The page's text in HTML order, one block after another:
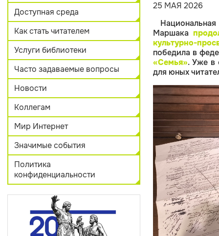
Доступная среда
Как стать читателем
Услуги библиотеки
Часто задаваемые вопросы
Новости
Коллегам
Мир Интернет
Значимые события
Политика
конфиденциальности
25 МАЯ 2026
Маршака п
культурно-
победила в
«Семья». Уже в
для юных